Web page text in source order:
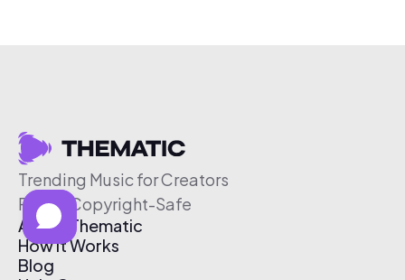
Trending Music for Creators
Free & Copyright-Safe
About Thematic
How It Works
Blog